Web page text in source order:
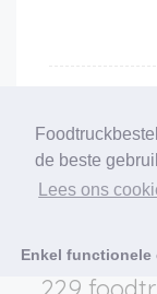
de beste
Lees ons
Enkel functionele
1 2 3